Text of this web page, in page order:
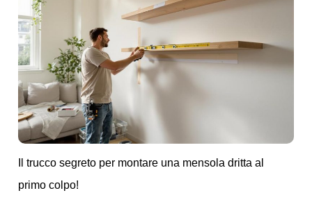
Il trucco segreto per montare una mensola dritta al
primo colpo!